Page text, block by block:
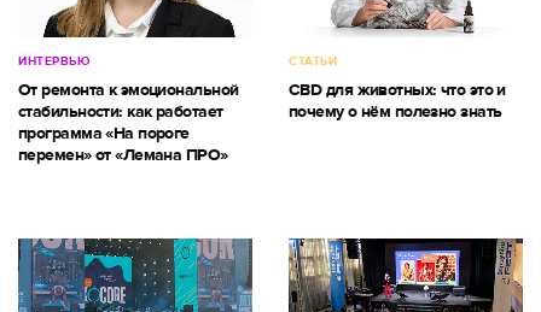
ИНТЕРВЬЮ
От ремонта к эмоциональной
стабильности: как работает
программа «На пороге
перемен» от «Лемана ПРО»
СТАТЬИ
CBD для животных: что это и
почему о нём полезно знать